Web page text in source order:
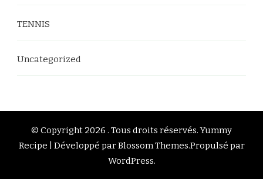
TENNIS
Uncategorized
© Copyright 2026 . Tous droits réservés.Yummy
Recipe | Développé parBlossom Themes.Propulsé par
WordPress.